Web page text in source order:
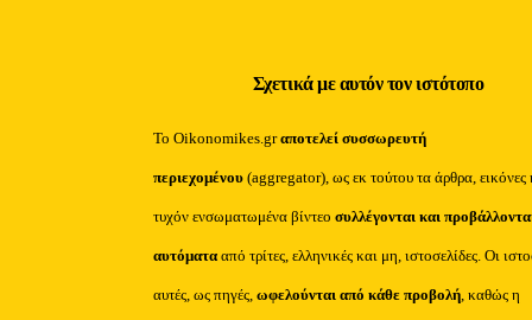
Σχετικά με αυτόν τον ιστότοπο
Το Oikonomikes.grαποτελεί συσσωρευτή
περιεχομένου (aggregator), ως εκ τούτου τα άρθρα, εικόνες
τυχόν ενσωματωμένα βίντεοσυλλέγονται και
αυτόματααπό τρίτες, ελληνικές και μη, ιστοσελίδες. Οι
αυτές, ως πηγές,ωφελούνται από κάθε προβολή, καθώς η